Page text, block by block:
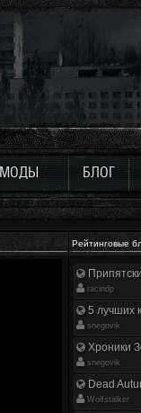
МОДЫ БЛОГ
Рейтинговые
racindp
5 лучших
snegovik
Хроники
snegovik
Dead
Wolfstalker